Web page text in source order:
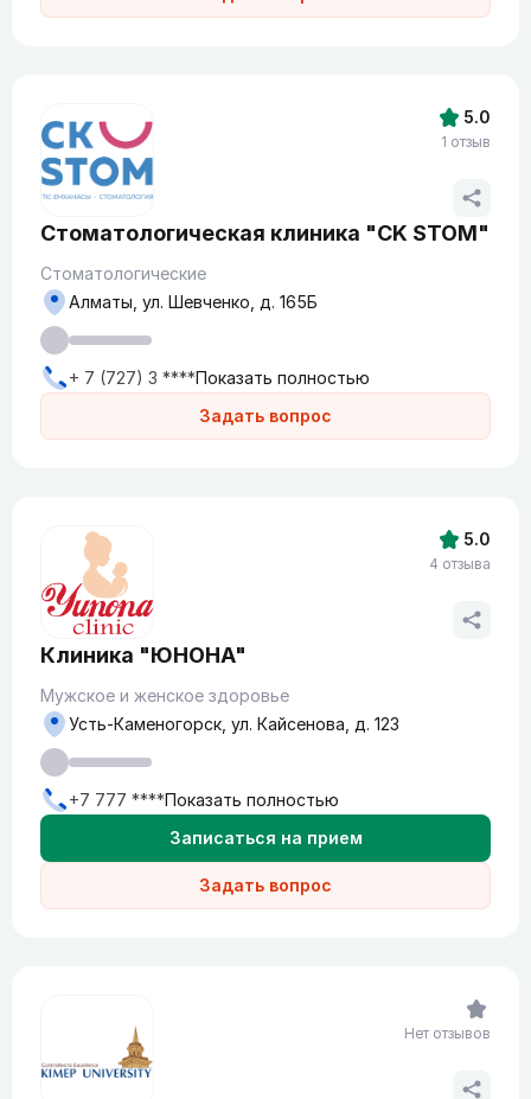
Стоматологическая клиника "CK STOM"
Стоматологические
Задать вопрос
Алматы, ул. Шевченко, д. 165Б
+ 7 (727) 3 ****Показать полностью
5.0
1 отзыв
Клиника "ЮНОНА"
Мужское и женское здоровье
Записаться на прием
Задать вопрос
Усть-Каменогорск, ул. Кайсенова, д. 123
+7 777 ****Показать полностью
5.0
4 отзыва
Нет отзывов